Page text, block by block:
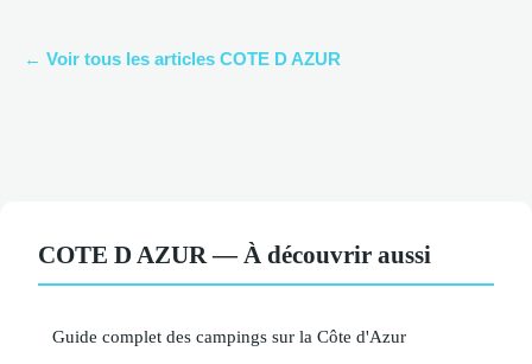
← Voir tous les articles COTE D AZUR
COTE D AZUR — À découvrir aussi
Guide complet des campings sur la Côte d'Azur